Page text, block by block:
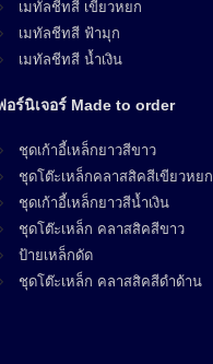
เมทัลชีทสี เขียวหยก
เมทัลชีทสี ฟ้ามุก
เมทัลชีทสี น้ำเงิน
อร์นิเจอร์ Made to order
ชุดเก้าอี้เหล็กยาวสีขาว
ชุดโต๊ะเหล็กคลาสสิคสีเขียวหยก
ชุดเก้าอี้เหล็กยาวสีน้ำเงิน
ชุดโต๊ะเหล็ก คลาสสิคสีขาว
ป้ายเหล็กดัด
ชุดโต๊ะเหล็ก คลาสสิคสีดำด้าน